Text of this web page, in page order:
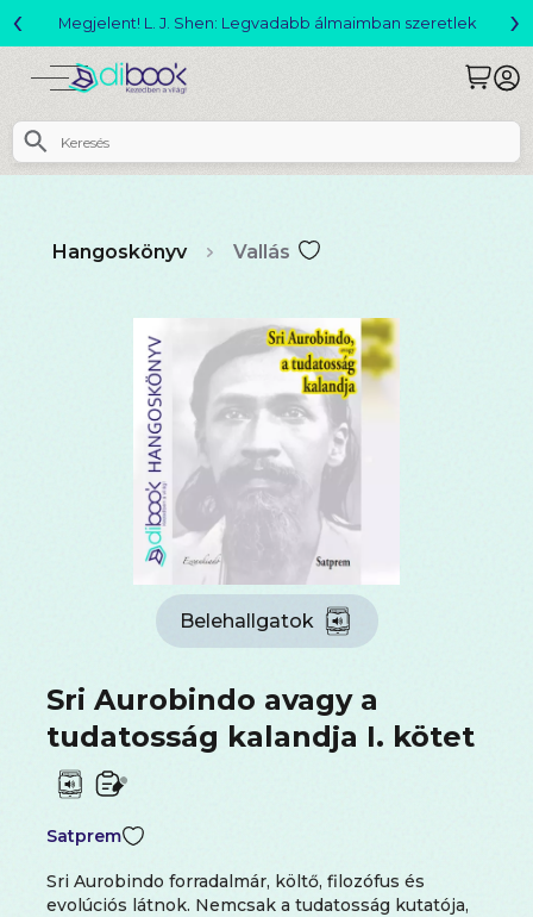
Megjelent! L. J. Shen: Legvadabb álmaimban szeretlek
‹ ›
Hangoskönyv Vallás
Belehallgatok
Sri Aurobindo avagy a
tudatosság kalandja I. kötet
Satprem
Sri Aurobindo forradalmár, költő, filozófus és
evolúciós látnok. Nemcsak a tudatosság kutatója,